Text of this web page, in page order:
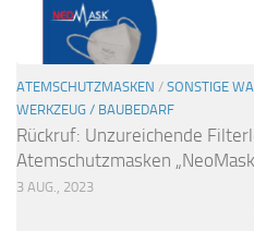
ATEMSCHUTZMASKEN / SONSTIGE
WERKZEUG / BAUBEDARF
Rückruf: Unzureichende
Atemschutzmasken
3 AUG., 2023